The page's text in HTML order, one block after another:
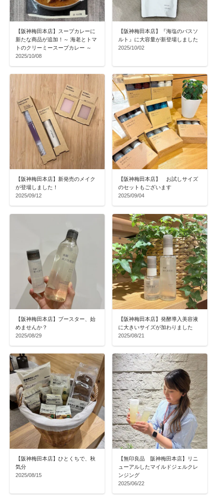
【阪神梅田本店】スープカレーに
新たな商品が追加！～ 海老とトマ
トのクリーミースープカレー ～
2025/10/08
【阪神梅田本店】『海塩のバスソ
ルト』に大容量が新登場しました
2025/10/02
【阪神梅田本店】新発売のメイク
が登場しました！
2025/09/12
【阪神梅田本店】 お試しサイズ
のセットもございます
2025/09/04
【阪神梅田本店】ブースター、始
めませんか？
2025/08/29
【阪神梅田本店】発酵導入美容液
に大きいサイズが加わりました
2025/08/21
【阪神梅田本店】ひとくちで、秋
気分
2025/08/15
【無印良品 阪神梅田本店】リニ
ューアルしたマイルドジェルクレ
ンジング
2025/06/22